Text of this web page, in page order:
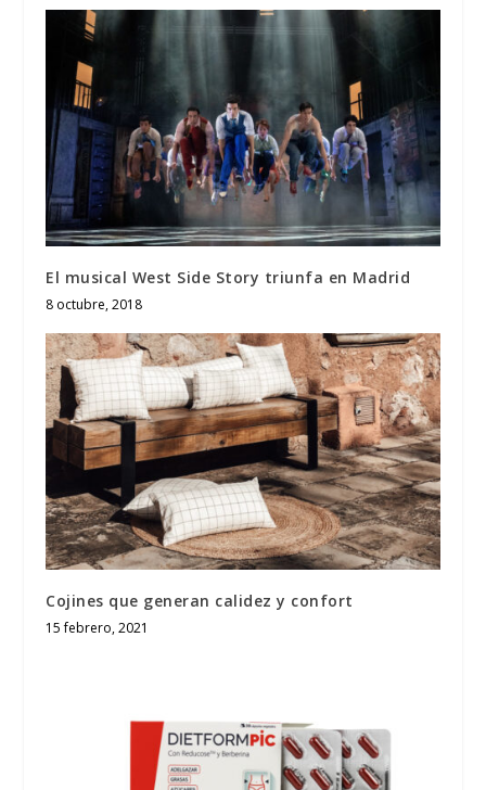
El musical West Side Story triunfa en Madrid
8 octubre, 2018
Cojines que generan calidez y confort
15 febrero, 2021